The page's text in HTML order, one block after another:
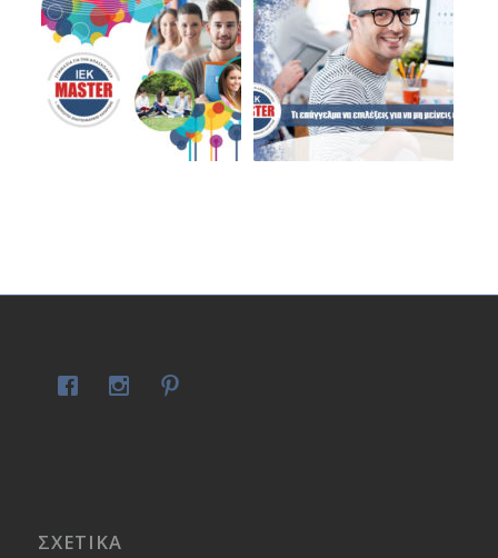
ΣΧΕΤΙΚΑ